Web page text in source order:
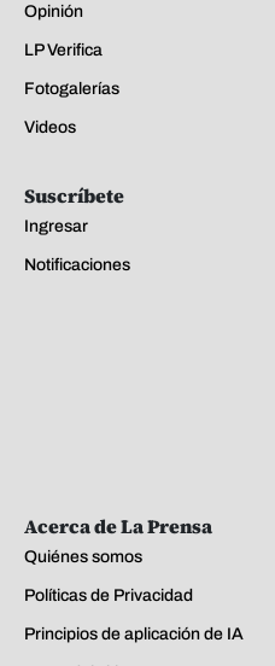
Opinión
LP Verifica
Fotogalerías
Videos
Suscríbete
Ingresar
Notificaciones
Acerca de La Prensa
Quiénes somos
Políticas de Privacidad
Principios de aplicación de IA